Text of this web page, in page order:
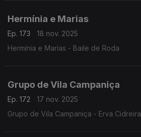
Hermínia e Marias
Ep. 173
18 nov. 2025
Hermínia e Marias - Baile de Roda
Grupo de Vila Campaniça
Ep. 172
17 nov. 2025
Grupo de Vila Campaniça - Erva Cidreira